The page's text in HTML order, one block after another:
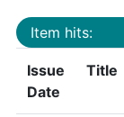
Item hits:
Issue
Date
Title